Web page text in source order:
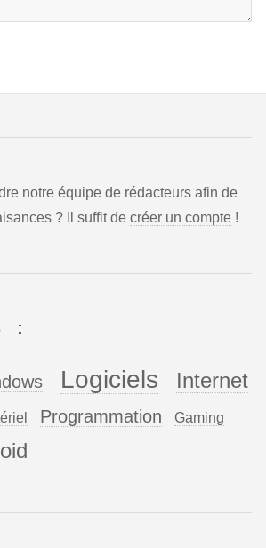
notre équipe de rédacteurs afin de
? Il suffit de créer un compte !
:
Logiciels Internet
Programmation Gaming